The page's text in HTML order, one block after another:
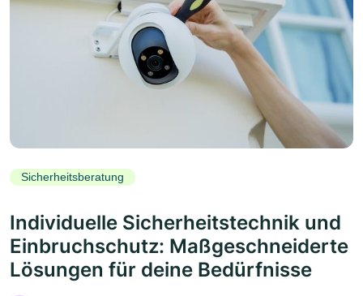
Sicherheitsberatung
Individuelle Sicherheitstechnik und
Einbruchschutz: Maßgeschneiderte
Lösungen für deine Bedürfnisse